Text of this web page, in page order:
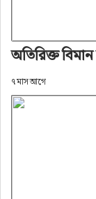
অতিরিক্ত
৭ মাস আগে